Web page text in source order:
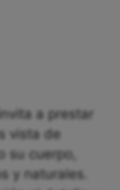
a prestar
vista de
su cuerpo,
y naturales.